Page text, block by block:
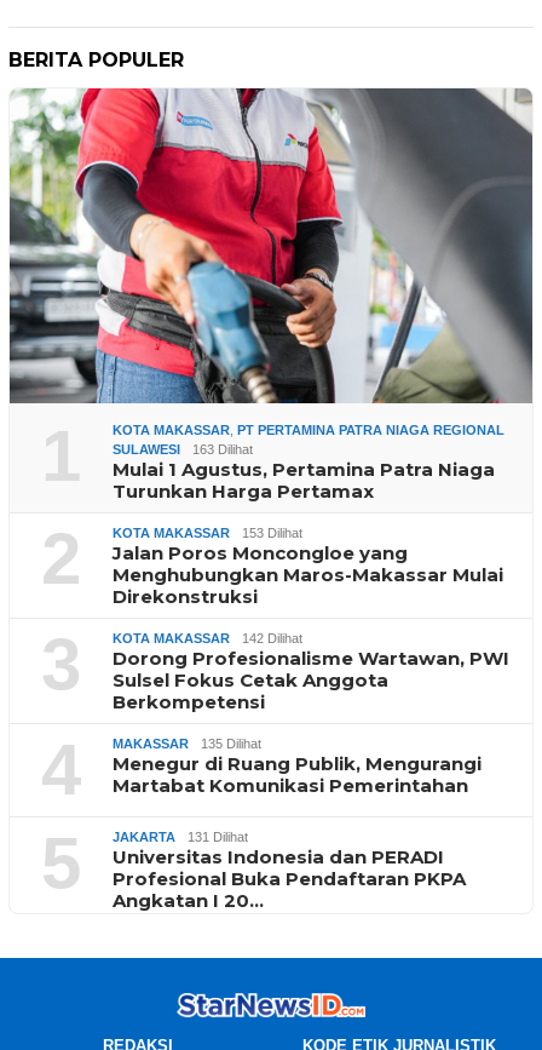
BERITA POPULER
1 KOTA MAKASSAR
PT PERTAMINA PATRA NIAGA REGIONAL
SULAWESI
163 Dilihat
Mulai 1 Agustus, Pertamina Patra Niaga
Turunkan Harga Pertamax
2 KOTA MAKASSAR 153 Dilihat
Jalan Poros Moncongloe yang
Menghubungkan Maros-Makassar Mulai
Direkonstruksi
3 KOTA MAKASSAR 142 Dilihat
Dorong Profesionalisme Wartawan, PWI
Sulsel Fokus Cetak Anggota
Berkompetensi
4 MAKASSAR 135 Dilihat
Menegur di Ruang Publik, Mengurangi
Martabat Komunikasi Pemerintahan
5 JAKARTA 131 Dilihat
Universitas Indonesia dan PERADI
Profesional Buka Pendaftaran PKPA
Angkatan I 20…
REDAKSI KODE ETIK JURNALISTIK